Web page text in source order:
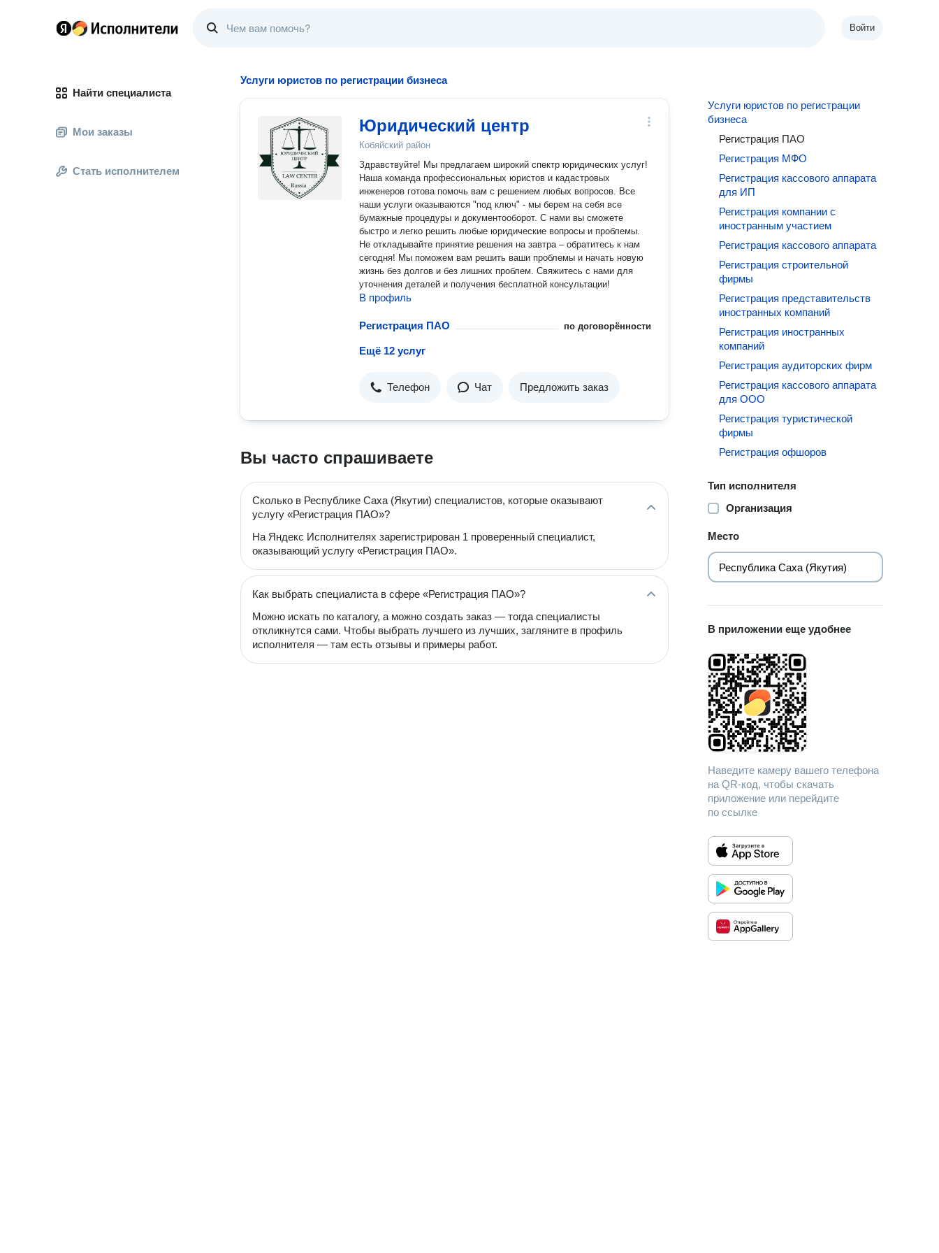
Войти
Найти специалиста
Мои заказы
Стать исполнителем
Услуги юристов по регистрации бизнеса
Юридический центр
Кобяйский район
Здравствуйте! Мы предлагаем широкий спектр юридических услуг!
Наша команда профессиональных юристов и кадастровых
инженеров готова помочь вам с решением любых вопросов. Все
наши услуги оказываются "под ключ" - мы берем на себя все
бумажные процедуры и документооборот. С нами вы сможете
быстро и легко решить любые юридические вопросы и проблемы.
Не откладывайте принятие решения на завтра – обратитесь к нам
сегодня! Мы поможем вам решить ваши проблемы и начать новую
жизнь без долгов и без лишних проблем. Свяжитесь с нами для
уточнения деталей и получения бесплатной консультации!
В профиль
Регистрация ПАО по договорённости
Ещё 12 услуг
Телефон Чат Предложить заказ
Вы часто спрашиваете
Сколько в Республике Саха (Якутии) специалистов, которые оказывают
услугу «Регистрация ПАО»?
На Яндекс Исполнителях зарегистрирован 1 проверенный специалист,
оказывающий услугу «Регистрация ПАО».
Как выбрать специалиста в сфере «Регистрация ПАО»?
Можно искать по каталогу, а можно создать заказ — тогда специалисты
откликнутся сами. Чтобы выбрать лучшего из лучших, загляните в профиль
исполнителя — там есть отзывы и примеры работ.
Услуги юристов по регистрации
бизнеса
Регистрация ПАО
Регистрация МФО
Регистрация кассового аппарата
для ИП
Регистрация компании с
иностранным участием
Регистрация кассового аппарата
Регистрация строительной
фирмы
Регистрация представительств
иностранных компаний
Регистрация иностранных
компаний
Регистрация аудиторских фирм
Регистрация кассового аппарата
для ООО
Регистрация туристической
фирмы
Регистрация офшоров
Тип исполнителя
Организация
Место
В приложении еще удобнее
Наведите камеру вашего телефона
на QR-код, чтобы скачать
приложение или перейдите
по ссылке